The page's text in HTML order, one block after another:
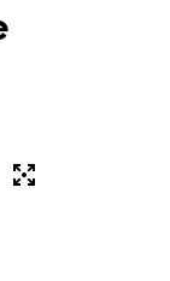
volledig scherm